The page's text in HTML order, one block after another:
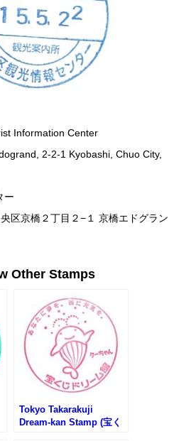
Information Center
2-2-1 Kyobashi, Chuo City,
ー
区京橋２丁目２−１ 京橋エドグラン
Other Stamps
Tokyo Takarakuji
Dream-kan Stamp (宝く